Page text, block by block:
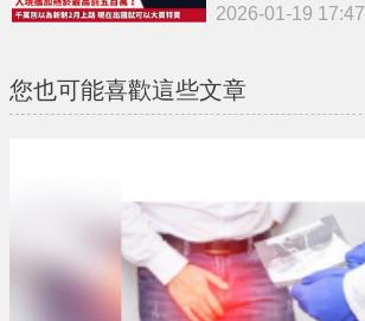
2026-01-19 17:47
您也可能喜歡這些文章